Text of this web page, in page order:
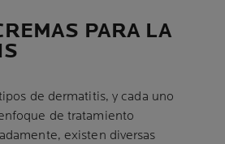
PARA LA
de dermatitis, y cada uno
de tratamiento
existen diversas